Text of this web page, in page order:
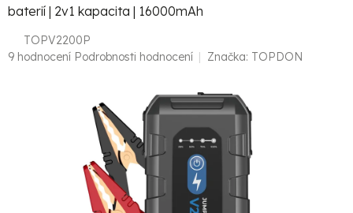
baterií | 2v1 kapacita | 16000mAh
TOPV2200P
Průměrné
9 hodnocení Podrobnosti hodnocení Značka: TOPDON